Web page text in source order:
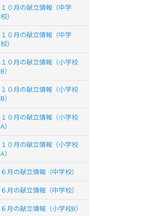
１０月の献立情報（中学
校）
１０月の献立情報（中学
校）
１０月の献立情報（小学校
B）
１０月の献立情報（小学校
B）
１０月の献立情報（小学校
A）
１０月の献立情報（小学校
A）
６月の献立情報（中学校）
６月の献立情報（中学校）
６月の献立情報（小学校B）